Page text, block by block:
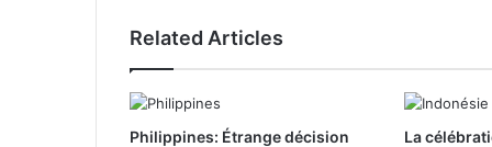
Related Articles
Philippines: Étrange décision
La